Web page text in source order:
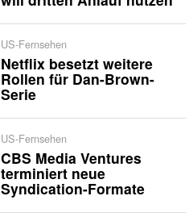
US-Fernsehen
Netflix besetzt weitere
Rollen für Dan-Brown-
Serie
US-Fernsehen
CBS Media Ventures
terminiert neue
Syndication-Formate